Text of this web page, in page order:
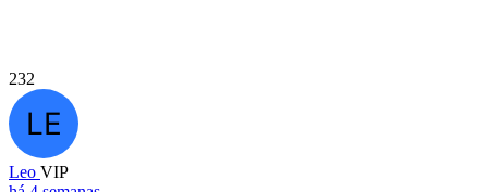
232
Leo VIP